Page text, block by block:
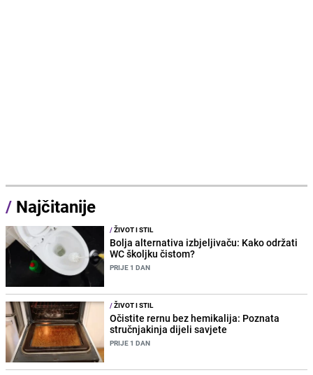
/ Najčitanije
/ŽIVOT I STIL
Bolja alternativa izbjeljivaču: Kako održati
WC školjku čistom?
PRIJE 1 DAN
/ŽIVOT I STIL
Očistite rernu bez hemikalija: Poznata
stručnjakinja dijeli savjete
PRIJE 1 DAN